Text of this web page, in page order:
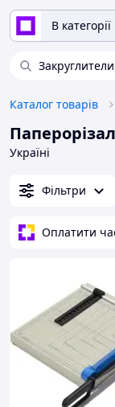
В категорії
Закруглители
Каталог товарів
Україні
Фільтри
Оплатити